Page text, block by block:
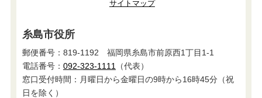
サイトマップ
糸島市役所
郵便番号：819-1192 福岡県糸島市前原西1丁目1-1
電話番号： 092-323-1111
（代表）
窓口受付時間：月曜日から金曜日の9時から16時45分（祝
日を除く）